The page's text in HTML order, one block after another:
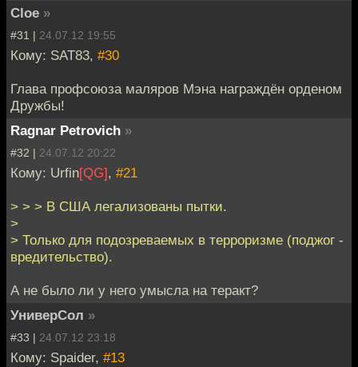
Cloe »
#31 | 24.07.12 19:55
Кому: SAT83, #30
Глава профсоюза маляров Мэна награждён орденом
Дружбы!
Ragnar Petrovich »
#32 | 24.07.12 20:22
Кому: Urfin[QG], #21
> > > В США легализованы пытки.
>
> Только для подозреваемых в терроризме (поджог -
вредительство).
А не было ли у него умысла на теракт?
УниверСол »
#33 | 24.07.12 23:18
Кому: Spaider, #13